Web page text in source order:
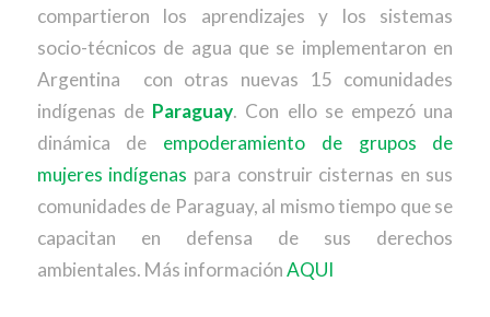
compartieron los aprendizajes y los sistemas
socio-técnicos de agua que se implementaron en
Argentina con otras nuevas 15 comunidades
indígenas de Paraguay. Con ello se empezó una
dinámica de empoderamiento de grupos de
mujeres indígenas para construir cisternas en sus
comunidades de Paraguay, al mismo tiempo que se
capacitan en defensa de sus derechos
ambientales. Más informaciónAQUI